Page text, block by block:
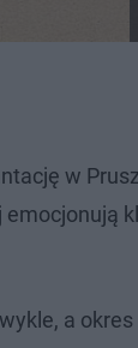
w
a okres